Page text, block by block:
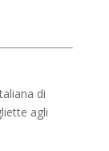
di
agli